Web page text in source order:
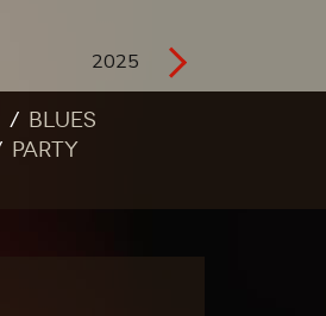
2025
Blues
Party